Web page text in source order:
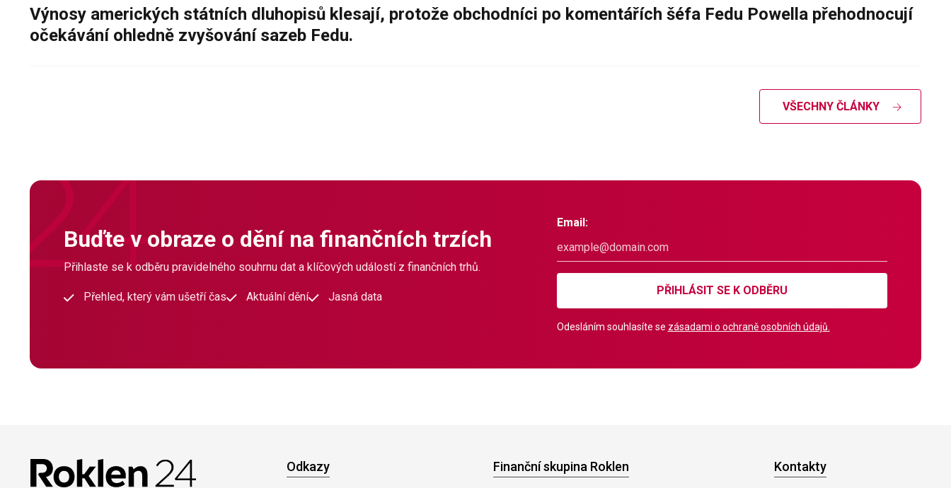
Výnosy amerických státních dluhopisů klesají, protože obchodníci po komentářích šéfa Fedu Powella přehodnocují
očekávání ohledně zvyšování sazeb Fedu.
VŠECHNY ČLÁNKY
Buďte v obraze o dění na finančních trzích
Přihlaste se k odběru pravidelného souhrnu dat a klíčových událostí z finančních trhů.
Přehled, který vám ušetří čas Aktuální dění Jasná data
Email:
PŘIHLÁSIT SE K ODBĚRU
Odesláním souhlasíte se zásadami o ochraně osobních údajů.
Odkazy Finanční skupina Roklen Kontakty